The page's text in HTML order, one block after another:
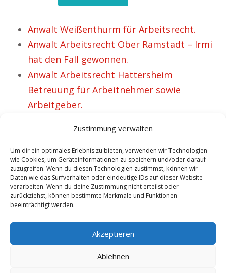
Zustimmung verwalten
Um dir ein optimales Erlebnis zu bieten, verwenden wir Technologien
wie Cookies, um Geräteinformationen zu speichern und/oder darauf
zuzugreifen. Wenn du diesen Technologien zustimmst, können wir
Daten wie das Surfverhalten oder eindeutige IDs auf dieser Website
verarbeiten. Wenn du deine Zustimmung nicht erteilst oder
zurückziehst, können bestimmte Merkmale und Funktionen
beeinträchtigt werden.
Akzeptieren
Ablehnen
Anwalt Weißenthurm für Arbeitsrecht.
Anwalt Arbeitsrecht Ober Ramstadt – Irmi
hat den Fall gewonnen.
Anwalt Arbeitsrecht Hattersheim
Betreuung für Arbeitnehmer sowie
Arbeitgeber.
überglückliche Klienten.
Anwalt Arbeitsrecht Mühlheim Donau –
Bereits 57 motivierte Mandanten.
Rechtsanwalt Wallisellen Fachanwalt für
Arbeitsrecht.
Fachanwalt zum Thema Arbeitsrecht
Neukirchen Vluyn.